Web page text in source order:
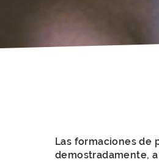
Las formaciones de
demostradamente,